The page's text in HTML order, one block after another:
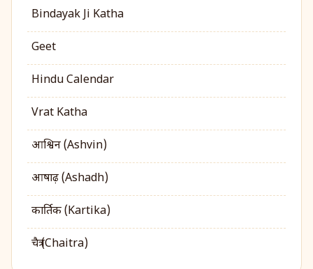
Bindayak Ji Katha
Geet
Hindu Calendar
Vrat Katha
आश्विन (Ashvin)
आषाढ़ (Ashadh)
कार्तिक (Kartika)
चैत्र (Chaitra)